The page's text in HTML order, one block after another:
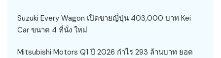
Suzuki Every Wagon เปิดขายญี่ปุ่น 403,000 บาท Kei
Car ขนาด 4 ที่นั่ง ใหม่
Mitsubishi Motors Q1 ปี 2026 กำไร 293 ล้านบาท ยอด